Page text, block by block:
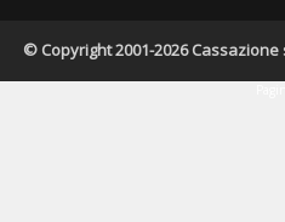
© Copyright 2001-2026 Cassazione